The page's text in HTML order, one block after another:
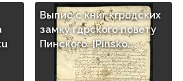
Выпис с книг кгродских
замку гдрского повету
Пинского. [Pinsko…